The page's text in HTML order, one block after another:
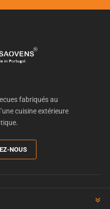
fabriqués au
cuisine extérieure
NOUS